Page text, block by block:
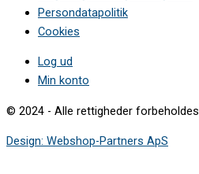
Persondatapolitik
Cookies
Log ud
Min konto
© 2024 - Alle rettigheder forbeholdes
Design: Webshop-Partners ApS